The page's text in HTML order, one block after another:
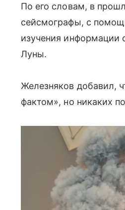
По его словам, в
сейсмографы, с
изучения информации
Луны.
Железняков добавил,
фактом», но никаких